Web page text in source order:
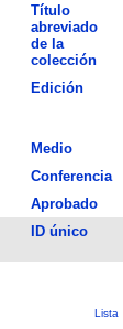
Título
abreviado
de la
colección
Edición
Medio
Conferencia
Aprobado
ID único
Lista